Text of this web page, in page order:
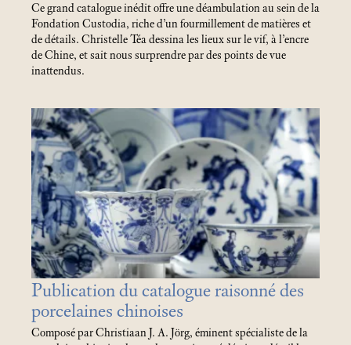
Ce grand catalogue inédit offre une déambulation au sein de la
Fondation Custodia, riche d’un fourmillement de matières et
de détails. Christelle Téa dessina les lieux sur le vif, à l’encre
de Chine, et sait nous surprendre par des points de vue
inattendus.
Publication du catalogue raisonné des
porcelaines chinoises
Composé par Christiaan J. A. Jörg, éminent spécialiste de la